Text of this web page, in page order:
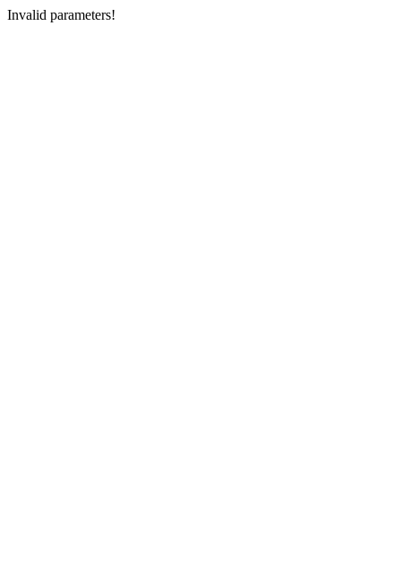
Invalid parameters!